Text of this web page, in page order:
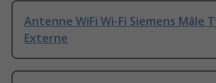
Antenne WiFi Wi-Fi Siemens Mâle
Externe